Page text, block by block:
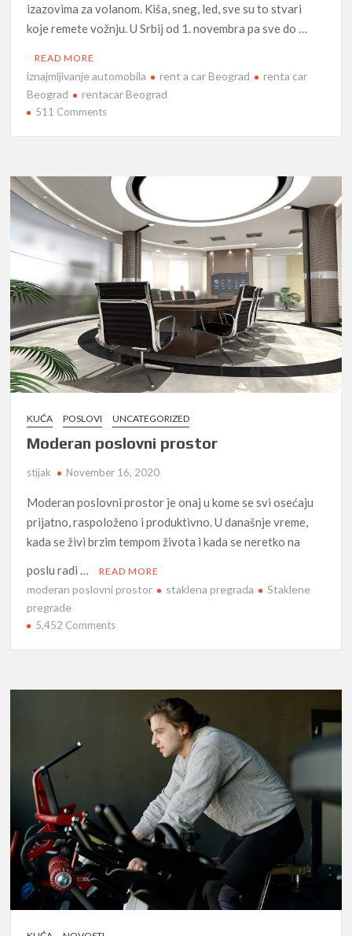
izazovima za volanom. Kiša, sneg, led, sve su to stvari
koje remete vožnju. U Srbij od 1. novembra pa sve do …
READ MORE
iznajmljivanje automobila rent a car Beograd
renta car
Beograd
rentacar Beograd
511 Commentson
KUĆA POSLOVI UNCATEGORIZED
Moderan poslovni prostor
stijak November 16, 2020
Moderan poslovni prostor je onaj u kome se svi osećaju
prijatno, raspoloženo i produktivno. U današnje vreme,
kada se živi brzim tempom života i kada se neretko na
poslu radi …
READ MORE
moderan poslovni prostor staklena pregrada
Staklene
pregrade
5,452 Commentson